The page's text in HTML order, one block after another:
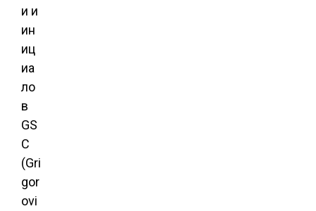
и и
ин
иц
иа
ло
в
GS
C
(Gri
gor
ovi